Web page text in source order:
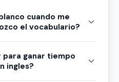
cuando me
el vocabulario?
para ganar tiempo
ingles?